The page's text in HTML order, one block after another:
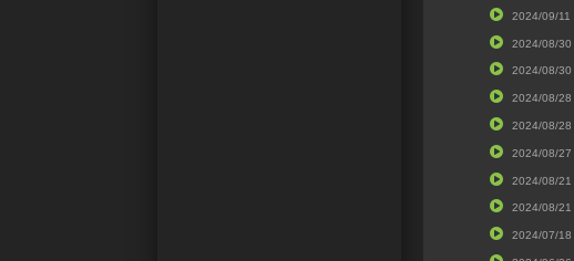
2024/09/11
2024/08/30
2024/08/30
2024/08/28
2024/08/28
2024/08/27
2024/08/21
2024/08/21
2024/07/18